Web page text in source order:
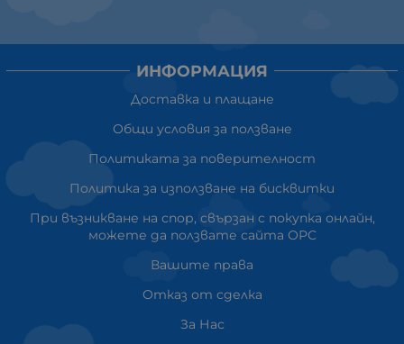
ИНФОРМАЦИЯ
Доставка и плащане
Общи условия за ползване
Политиката за поверителност
Политика за използване на бисквитки
При възникване на спор, свързан с покупка онлайн,
можете да ползвате сайта ОРС
Вашите права
Отказ от сделка
За Нас